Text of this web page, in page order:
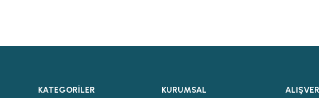
KATEGORİLER KURUMSAL